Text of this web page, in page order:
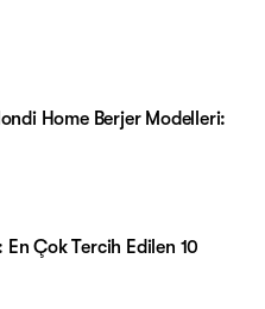
Home Berjer Modelleri:
Çok Tercih Edilen 10